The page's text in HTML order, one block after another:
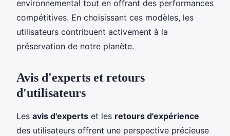
environnemental tout en offrant des performances
compétitives. En choisissant ces modèles, les
utilisateurs contribuent activement à la
préservation de notre planète.
Avis d'experts et retours
d'utilisateurs
Les avis d'experts et les retours d'expérience
des utilisateurs offrent une perspective précieuse